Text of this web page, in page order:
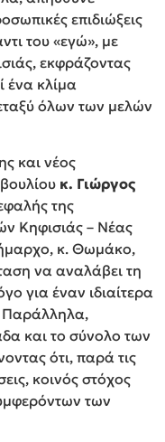
επιδιώξεις
του «εγώ», με
εκφράζοντας
ένα κλίμα
όλων των μελών
και νέος
κ. Γιώργος
της
Κηφισιάς – Νέας
κ. Θωμάκο,
να αναλάβει τη
για έναν ιδιαίτερα
Παράλληλα,
και το σύνολο των
ότι, παρά τις
κοινός στόχος
των